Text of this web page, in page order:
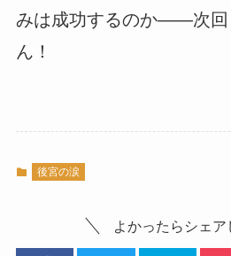
みは成功するのか――次回
ん！
後宮の涙
よかったらシェア